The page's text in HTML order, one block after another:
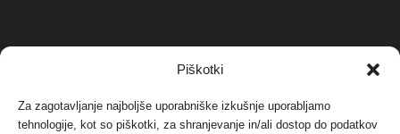
Piškotki
Za zagotavljanje najboljše uporabniške izkušnje uporabljamo
tehnologije, kot so piškotki, za shranjevanje in/ali dostop do podatkov
NAJBOLJ KOMENTIRANO
Protest proti vetrnim elektrarnam na Ojstrici, v
svetu pa vedno bolj...